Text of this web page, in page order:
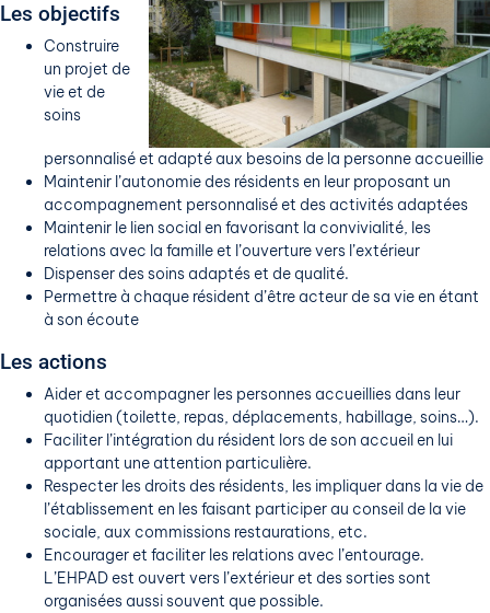
Les objectifs
Construire
un projet de
vie et de
soins
personnalisé et adapté aux besoins de la personne accueillie
Maintenir l’autonomie des résidents en leur proposant un
accompagnement personnalisé et des activités adaptées
Maintenir le lien social en favorisant la convivialité, les
relations avec la famille et l’ouverture vers l’extérieur
Dispenser des soins adaptés et de qualité.
Permettre à chaque résident d’être acteur de sa vie en étant
à son écoute
Les actions
Aider et accompagner les personnes accueillies dans leur
quotidien (toilette, repas, déplacements, habillage, soins…).
Faciliter l’intégration du résident lors de son accueil en lui
apportant une attention particulière.
Respecter les droits des résidents, les impliquer dans la vie de
l’établissement en les faisant participer au conseil de la vie
sociale, aux commissions restaurations, etc.
Encourager et faciliter les relations avec l’entourage.
L’EHPAD est ouvert vers l’extérieur et des sorties sont
organisées aussi souvent que possible.